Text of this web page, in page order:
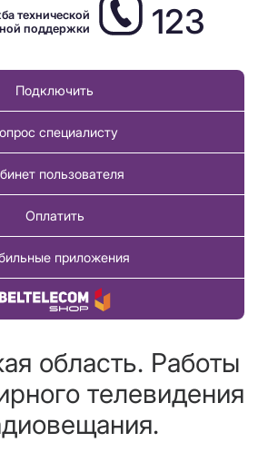
технической
поддержки
123
Подключить
специалисту
пользователя
Оплатить
приложения
Купить товар
область. Работы
телевидения